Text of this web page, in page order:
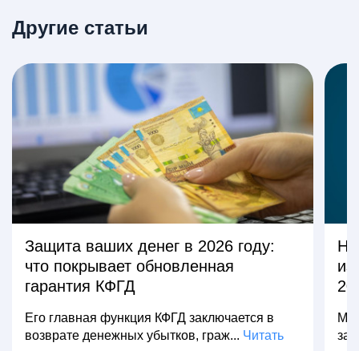
Другие статьи
Защита ваших денег в 2026 году:
что покрывает обновленная
гарантия КФГД
Его главная функция КФГД заключается в
возврате денежных убытков, граж... Читать